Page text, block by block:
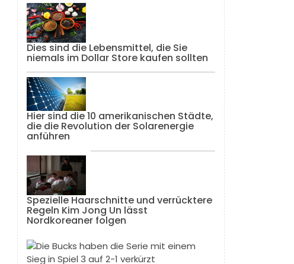
Dies sind die Lebensmittel, die Sie
niemals im Dollar Store kaufen sollten
Hier sind die 10 amerikanischen Städte,
die die Revolution der Solarenergie
anführen
Spezielle Haarschnitte und verrücktere
Regeln Kim Jong Un lässt
Nordkoreaner folgen